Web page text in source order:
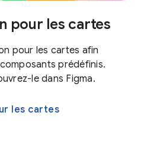
pour les cartes
pour les cartes afin
prédéfinis.
le dans Figma.
les cartes